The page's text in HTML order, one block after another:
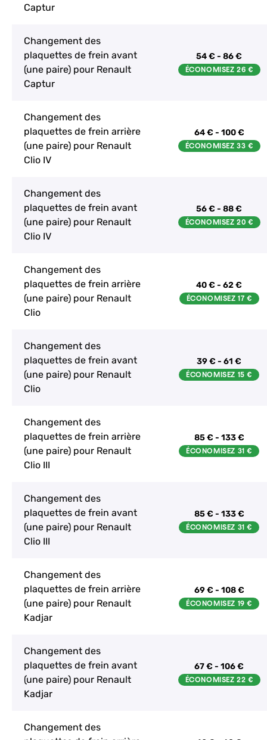
Captur
Changement des
plaquettes de frein avant
(une paire) pour Renault
Captur
54 € - 86 €
Changement des
plaquettes de frein arrière
(une paire) pour Renault
Clio IV
64 € - 100 €
Changement des
plaquettes de frein avant
(une paire) pour Renault
Clio IV
56 € - 88 €
Changement des
plaquettes de frein arrière
(une paire) pour Renault
Clio
40 € - 62 €
Changement des
plaquettes de frein avant
(une paire) pour Renault
Clio
39 € - 61 €
Changement des
plaquettes de frein arrière
(une paire) pour Renault
Clio III
85 € - 133 €
Changement des
plaquettes de frein avant
(une paire) pour Renault
Clio III
85 € - 133 €
Changement des
plaquettes de frein arrière
(une paire) pour Renault
Kadjar
69 € - 108 €
Changement des
plaquettes de frein avant
(une paire) pour Renault
Kadjar
67 € - 106 €
Changement des